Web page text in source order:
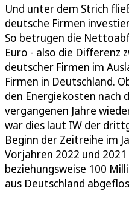
Und unter dem Strich
deutsche Firmen
So betrugen die
Euro - also die Differenz
deutscher Firmen im
Firmen in Deutschland.
den Energiekosten nach
vergangenen Jahre
war dies laut IW der
Beginn der Zeitreihe im
Vorjahren 2022 und
beziehungsweise 100
aus Deutschland